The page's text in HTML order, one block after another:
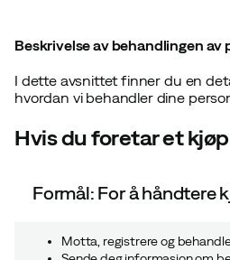
Beskrivelse av behandlingen av
I dette avsnittet finner du en
hvordan vi behandler dine
Hvis du foretar et kjøp
Formål: For å håndtere
Motta, registrere og